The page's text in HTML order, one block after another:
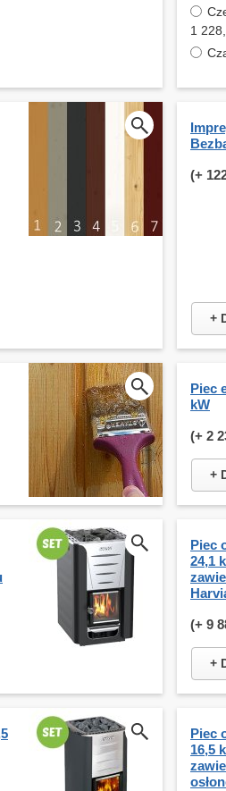
1
(+
+
Piec
kW
(+ 2
+
Piec
24,1
(+ 9
+
Piec
16,5